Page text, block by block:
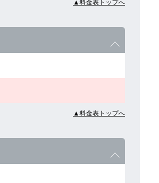
▲料金表トップへ